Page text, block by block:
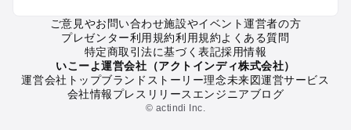
石川のバーベキュー
石川の釣り
石川の牧場
石川のプール
石川のアスレチック
ご意見やお問い合わせ施設やイベント運営者の方
プレゼンター利用規約利用規約よくある質問
特定商取引法に基づく表記採用情報
いこーよ運営会社（アクトインディ株式会社）
運営会社トップブランドストーリー理念未来図運営サービス
会社情報プレスリリース エンジニアブログ
© actindi Inc.